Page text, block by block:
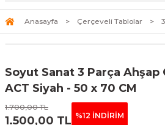
Tablolar
Tablolar
Anasayfa Çerçeveli Tablolar
Soyut Sanat 3 Parça
ACT Siyah - 50 x 70 CM
1.700,00 TL
1.500,00 TL %12 İNDİRİM